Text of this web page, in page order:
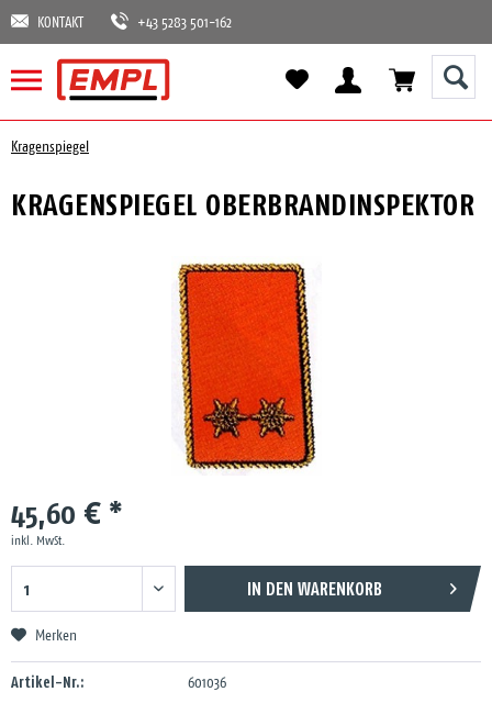
KONTAKT +43 5283 501-162
Kragenspiegel
KRAGENSPIEGEL OBERBRANDINSPEKTOR
45,60 € *
inkl. MwSt.
IN DEN WARENKORB
Merken
Artikel-Nr.: 601036